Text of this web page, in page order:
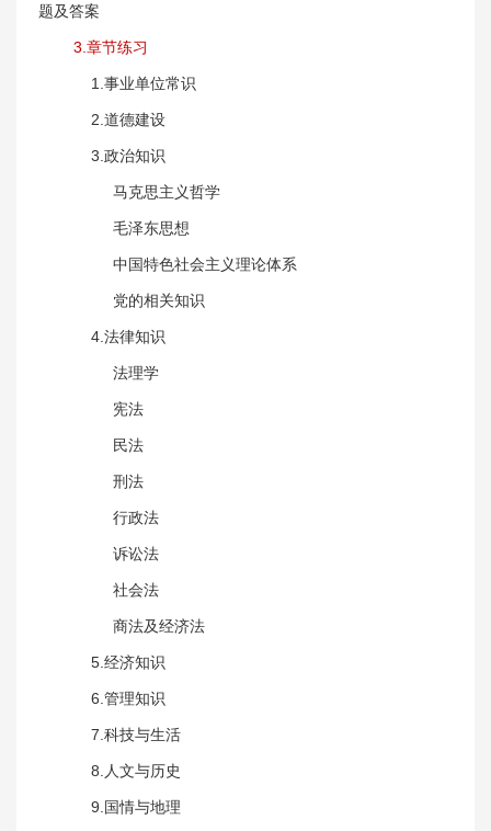
题及答案
3.章节练习
1.事业单位常识
2.道德建设
3.政治知识
马克思主义哲学
毛泽东思想
中国特色社会主义理论体系
党的相关知识
4.法律知识
法理学
宪法
民法
刑法
行政法
诉讼法
社会法
商法及经济法
5.经济知识
6.管理知识
7.科技与生活
8.人文与历史
9.国情与地理